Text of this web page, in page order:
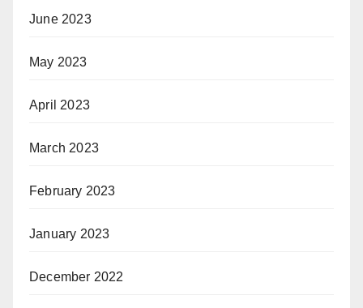
June 2023
May 2023
April 2023
March 2023
February 2023
January 2023
December 2022